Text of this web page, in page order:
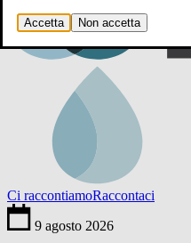
Ci raccontiamoRaccontaci
9 agosto 2026
Accetta Non accetta